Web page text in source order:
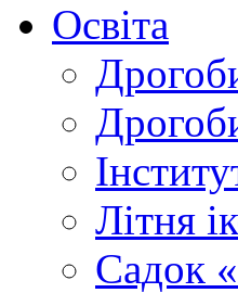
Освіта
Літня
Садок